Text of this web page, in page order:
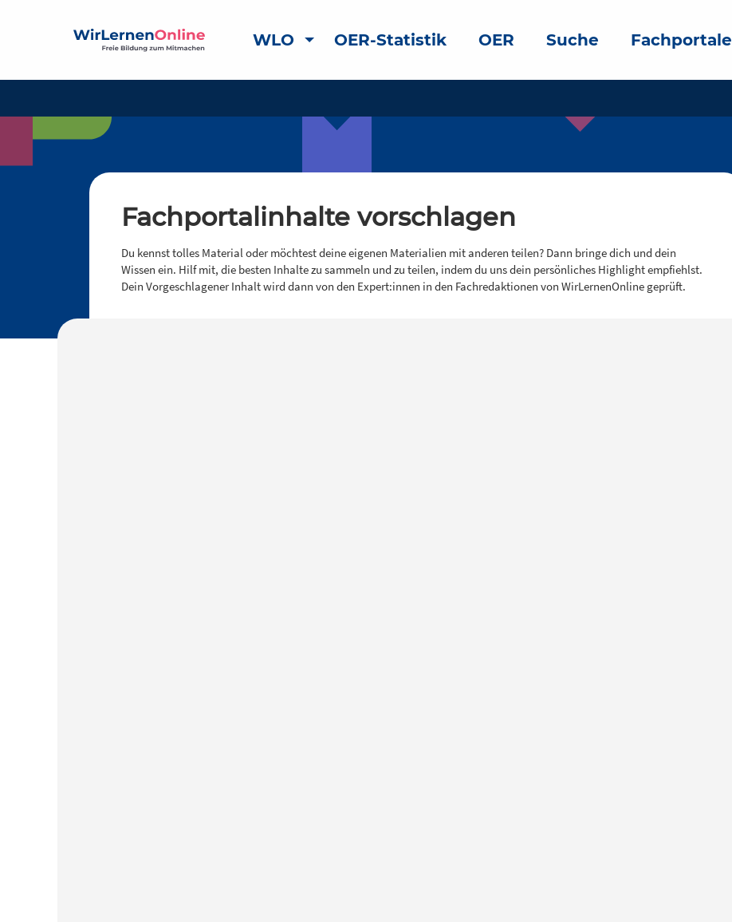
WLO OER-Statistik OER Suche Fachportale
Fachportalinhalte vorschlagen
Du kennst tolles Material oder möchtest deine eigenen Materialien mit anderen teilen? Dann bringe dich und dein
Wissen ein. Hilf mit, die besten Inhalte zu sammeln und zu teilen, indem du uns dein persönliches Highlight empfiehlst.
Dein Vorgeschlagener Inhalt wird dann von den Expert:innen in den Fachredaktionen von WirLernenOnline geprüft.